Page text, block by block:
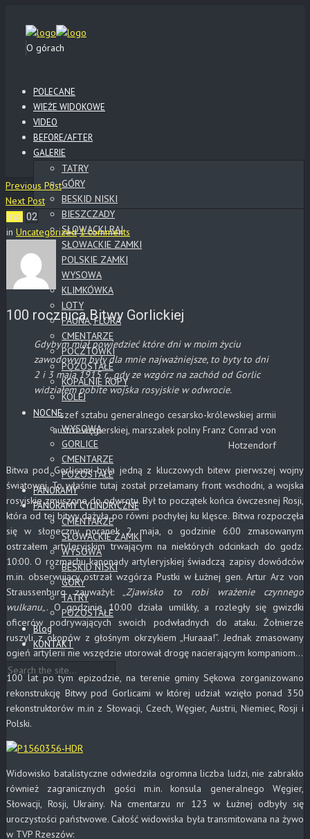
O górach
POLECANE
WIEŻE WIDOKOWE
VIDEO
BEFORE/AFTER
GALERIE
TATRY
GÓRY
BESKID NISKI
BIESZCZADY
SŁOWACKI RAJ
SŁOWACKIE ZAMKI
POLSKIE ZAMKI
WYSOWA
KLIMKÓWKA
LOTY
FAUNA, FLORA
CMENTARZE
POCZTÓWKI
POZOSTAŁE
KOPALNIE ROPY
KOLEJ
NOCNE
WYSOWA
GORLICE
CMENTARZE
POZOSTAŁE
PANORAMY
PANORAMY CYLINDRYCZNE
CMENTARZE
SŁOWACKIE ZAMKI
WYSOWA
BESKID NISKI
GÓRY
TATRY
POZOSTAŁE
Blog
KONTAKT
Previous Post
Next Post
maj 02
in Uncategorized 1 comments
100 rocznica Bitwy Gorlickiej
Gdybym miał powiedzieć które dni w moim życiu
zawodowym były dla mnie najważniejsze, to byty to dni
2 i 3 maja 1915 r., gdy ze wzgórz na zachód od Gorlic
widziałem pobite wojska rosyjskie w odwrocie.
szef sztabu generalnego cesarsko-królewskiej armii
austro-węgierskiej, marszałek polny Franz Conrad von
Hotzendorf
Bitwa pod Gorlicami była jedną z kluczowych bitew pierwszej wojny
światowej. To właśnie tutaj został przełamany front wschodni, a wojska
rosyjskie zmuszone do odwrotu. Był to początek końca ówczesnej Rosji,
która od tej bitwy dążyła po równi pochyłej ku klęsce. Bitwa rozpoczęła
się w słoneczny poranek 2 maja, o godzinie 6:00 zmasowanym
ostrzałem artyleryjskim trwającym na niektórych odcinkach do godz.
10:00. O rozmachu kanonady artyleryjskiej świadczą zapisy dowódców
m.in. obserwujący ostrzał wzgórza Pustki w Łużnej gen. Artur Arz von
Straussenburg zauważył: „Zjawisko to robi wrażenie czynnego
wulkanu„. O godzinie 10:00 działa umilkły, a rozległy się gwizdki
oficerów podrywających swoich podwładnych do ataku. Żołnierze
ruszyli z okopów z głośnym okrzykiem „Huraaa!”. Jednak zmasowany
ogień artylerii nie wszędzie utorował drogę nacierającym kompaniom…
100 lat po tym epizodzie, na terenie gminy Sękowa zorganizowano
rekonstrukcję Bitwy pod Gorlicami w której udział wzięło ponad 350
rekonstruktorów m.in z Słowacji, Czech, Węgier, Austrii, Niemiec, Rosji i
Polski.
Widowisko batalistyczne odwiedziła ogromna liczba ludzi, nie zabrakło
również zagranicznych gości m.in. konsula generalnego Węgier,
Słowacji, Rosji, Ukrainy. Na cmentarzu nr 123 w Łużnej odbyły się
uroczystości państwowe. Całość widowiska była transmitowana na żywo
w TVP Rzeszów: